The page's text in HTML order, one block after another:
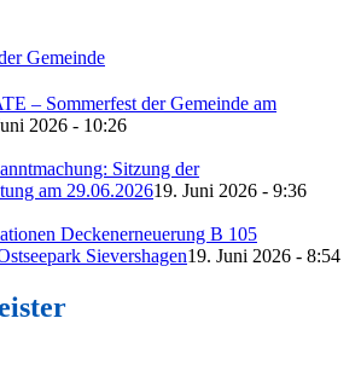
Gemeinde
– Sommerfest der Gemeinde am
2026 - 10:26
Sitzung der
am 29.06.202619. Juni 2026 - 9:36
Deckenerneuerung B 105
Sievershagen19. Juni 2026 - 8:54